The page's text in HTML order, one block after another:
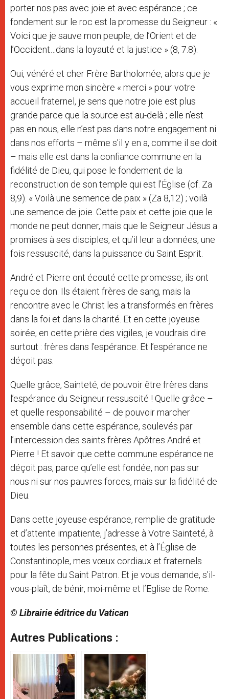
porter nos pas avec joie et avec espérance ; ce
fondement sur le roc est la promesse du Seigneur : «
Voici que je sauve mon peuple, de l’Orient et de
l’Occident…dans la loyauté et la justice » (8, 7.8).
Oui, vénéré et cher Frère Bartholomée, alors que je
vous exprime mon sincère « merci » pour votre
accueil fraternel, je sens que notre joie est plus
grande parce que la source est au-delà ; elle n’est
pas en nous, elle n’est pas dans notre engagement ni
dans nos efforts – même s’il y en a, comme il se doit
– mais elle est dans la confiance commune en la
fidélité de Dieu, qui pose le fondement de la
reconstruction de son temple qui est l’Église (cf. Za
8,9). « Voilà une semence de paix » (Za 8,12) ; voilà
une semence de joie. Cette paix et cette joie que le
monde ne peut donner, mais que le Seigneur Jésus a
promises à ses disciples, et qu’il leur a données, une
fois ressuscité, dans la puissance du Saint Esprit.
André et Pierre ont écouté cette promesse, ils ont
reçu ce don. Ils étaient frères de sang, mais la
rencontre avec le Christ les a transformés en frères
dans la foi et dans la charité. Et en cette joyeuse
soirée, en cette prière des vigiles, je voudrais dire
surtout : frères dans l’espérance. Et l’espérance ne
déçoit pas.
Quelle grâce, Sainteté, de pouvoir être frères dans
l’espérance du Seigneur ressuscité ! Quelle grâce –
et quelle responsabilité – de pouvoir marcher
ensemble dans cette espérance, soulevés par
l’intercession des saints frères Apôtres André et
Pierre ! Et savoir que cette commune espérance ne
déçoit pas, parce qu’elle est fondée, non pas sur
nous ni sur nos pauvres forces, mais sur la fidélité de
Dieu.
Dans cette joyeuse espérance, remplie de gratitude
et d’attente impatiente, j’adresse à Votre Sainteté, à
toutes les personnes présentes, et à l’Église de
Constantinople, mes vœux cordiaux et fraternels
pour la fête du Saint Patron. Et je vous demande, s’il-
vous-plaît, de bénir, moi-même et l’Eglise de Rome.
© Librairie éditrice du Vatican
Autres Publications :